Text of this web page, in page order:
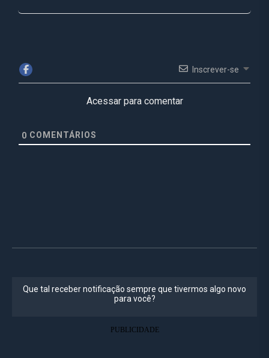
Inscrever-se
Acessar para comentar
0 COMENTÁRIOS